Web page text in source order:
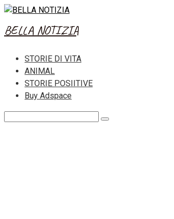
Skip
content
BELLA NOTIZIA
STORIE DI VITA
ANIMAL
STORIE POSIITIVE
Buy Adspace